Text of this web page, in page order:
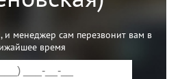
и менеджер сам перезвонит вам в
время